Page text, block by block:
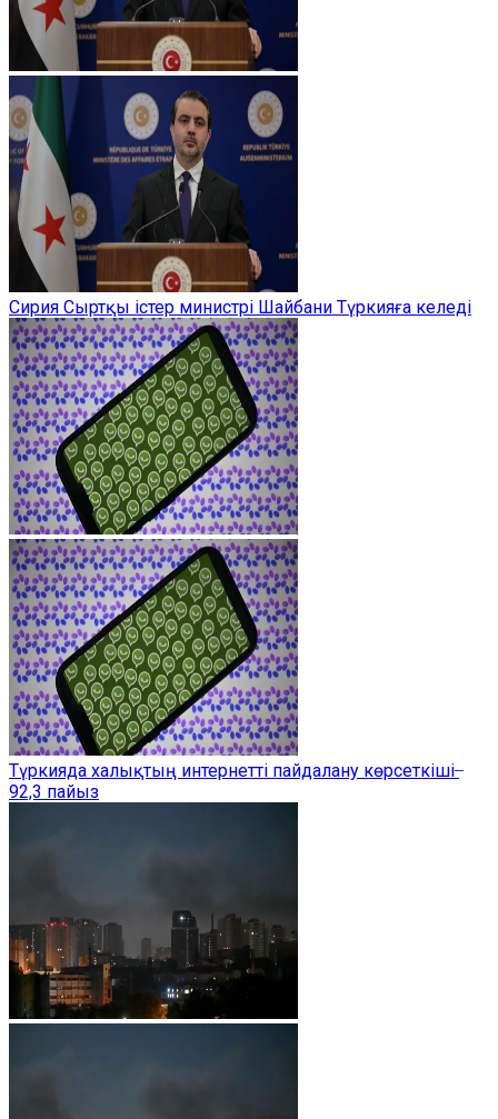
Сирия Сыртқы істер министрі Шайбани Түркияға келеді
Түркияда халықтың интернетті пайдалану көрсеткіші ̶
92,3 пайыз